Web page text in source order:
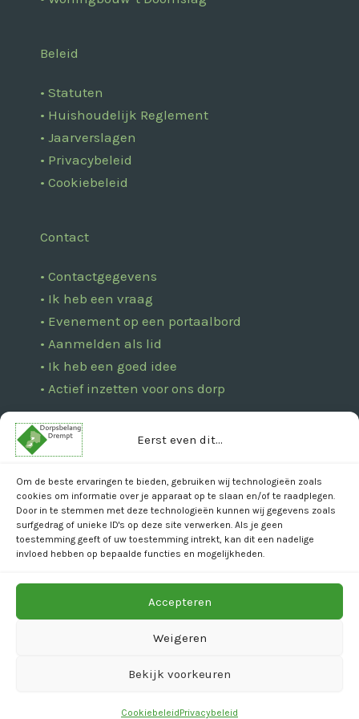
Eerst even dit...
Om de beste ervaringen te bieden, gebruiken wij technologieën zoals
cookies om informatie over je apparaat op te slaan en/of te raadplegen.
Door in te stemmen met deze technologieën kunnen wij gegevens zoals
surfgedrag of unieke ID's op deze site verwerken. Als je geen
toestemming geeft of uw toestemming intrekt, kan dit een nadelige
invloed hebben op bepaalde functies en mogelijkheden.
Accepteren
Weigeren
Bekijk voorkeuren
CookiebeleidPrivacybeleid
Beleid
• Statuten
• Huishoudelijk Reglement
• Jaarverslagen
• Privacybeleid
• Cookiebeleid
Contact
• Contactgegevens
• Ik heb een vraag
• Evenement op een portaalbord
• Aanmelden als lid
• Ik heb een goed idee
• Actief inzetten voor ons dorp
Bankgegevens
IBAN: NL27 RABO 0134 0576 43
( t.n.v. Dorpsbelang Drempt )
Social media
Dorpsbelang Drempt | Copyright © 2026